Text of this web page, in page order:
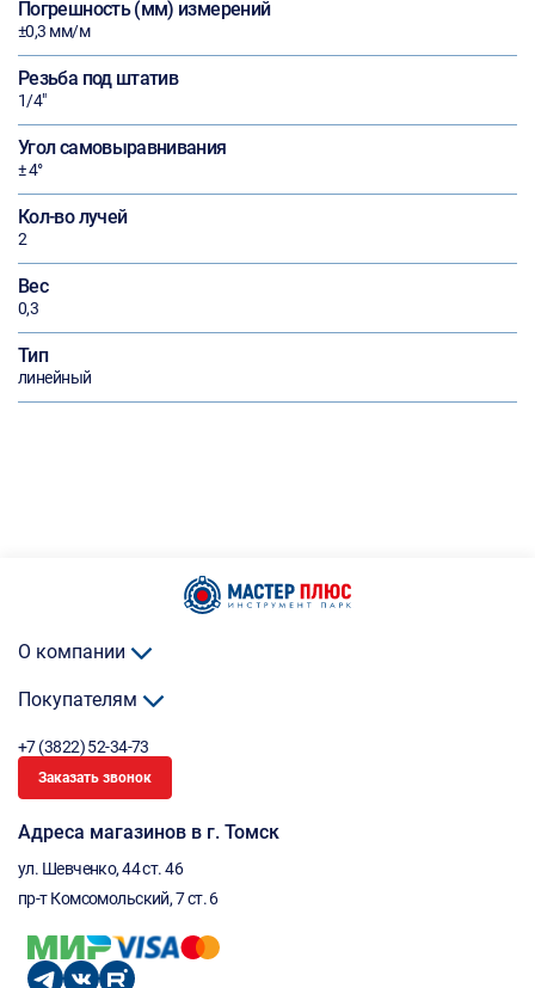
Погрешность (мм) измерений
±0,3 мм/м
Резьба под штатив
1/4"
Угол самовыравнивания
± 4°
Кол-во лучей
2
Вес
0,3
Тип
линейный
О компании
Покупателям
+7 (3822) 52-34-73
Заказать звонок
Адреса магазинов в г. Томск
ул. Шевченко, 44 ст. 46
пр-т Комсомольский, 7 ст. 6